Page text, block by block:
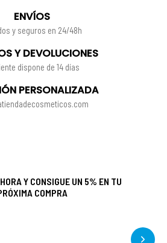
ENVÍOS
y seguros en 24/48h
Y DEVOLUCIONES
dispone de 14 días
PERSONALIZADA
Y CONSIGUE UN 5% EN TU
COMPRA